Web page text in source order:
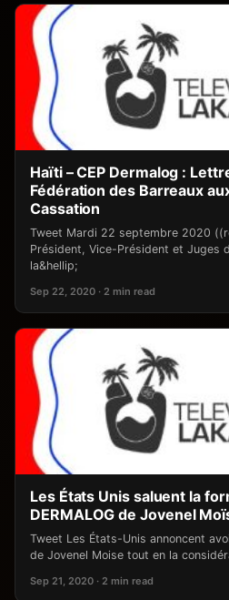
Haïti – CEP Dermalog :
Fédération des Barreaux
Cassation
Tweet Mardi 22 septembre 2020
Président, Vice-Président et Juges
la&hellip;
Sep 22, 2020 · 2 min read
Les États Unis saluent la
DERMALOG de Jovenel
Tweet Les États-Unis annoncent
de Jovenel Moise tout en la
Sep 21, 2020 · 2 min read